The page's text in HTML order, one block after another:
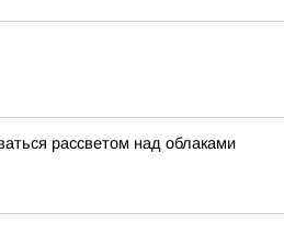
рассветом над облаками